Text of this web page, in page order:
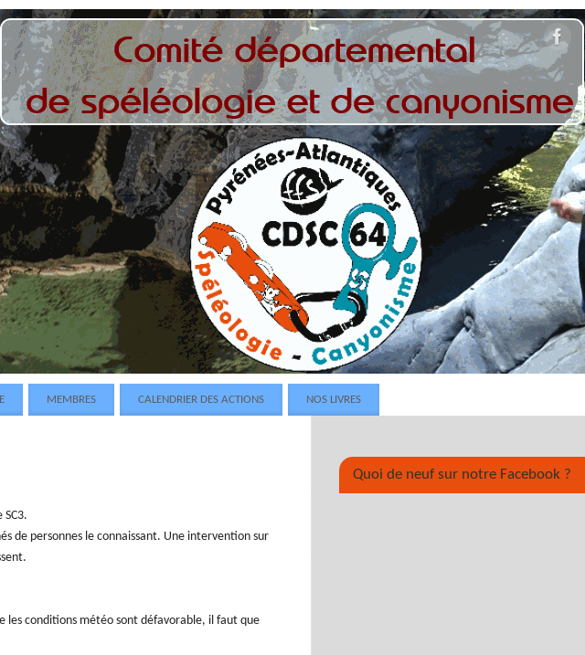
MEMBRES CALENDRIER DES ACTIONS NOS LIVRES
de personnes le connaissant. Une intervention sur
les conditions météo sont défavorable, il faut que
Quoi de neuf sur notre Facebook ?